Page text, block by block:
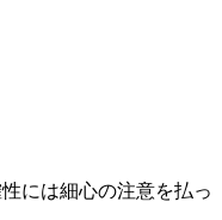
には細心の注意を払っ